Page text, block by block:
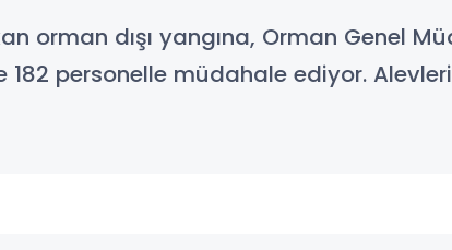
orman dışı yangına, Orman Genel
personelle müdahale ediyor.